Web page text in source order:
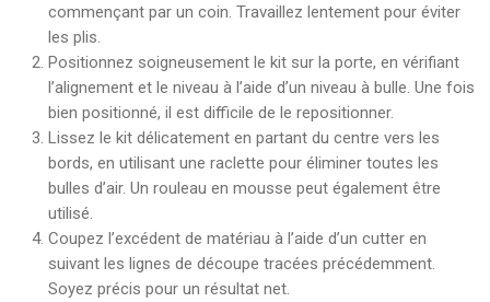
commençant par un coin. Travaillez lentement pour éviter
les plis.
Positionnez soigneusement le kit sur la porte, en vérifiant
l’alignement et le niveau à l’aide d’un niveau à bulle. Une fois
bien positionné, il est difficile de le repositionner.
Lissez le kit délicatement en partant du centre vers les
bords, en utilisant une raclette pour éliminer toutes les
bulles d’air. Un rouleau en mousse peut également être
utilisé.
Coupez l’excédent de matériau à l’aide d’un cutter en
suivant les lignes de découpe tracées précédemment.
Soyez précis pour un résultat net.